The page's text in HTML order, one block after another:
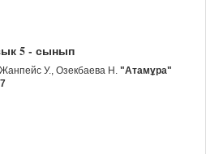
5 - сынып
Жанпейс У., Озекбаева Н. "Атамұра"